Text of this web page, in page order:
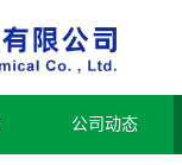
公司动态